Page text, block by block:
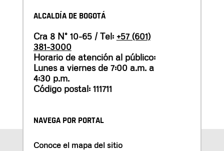
ALCALDÍA DE BOGOTÁ
Cra 8 N° 10-65 / Tel: +57 (601)
381-3000
Horario de atención al público:
Lunes a viernes de 7:00 a.m. a
4:30 p.m.
Código postal: 111711
NAVEGA POR PORTAL
Conoce el mapa del sitio